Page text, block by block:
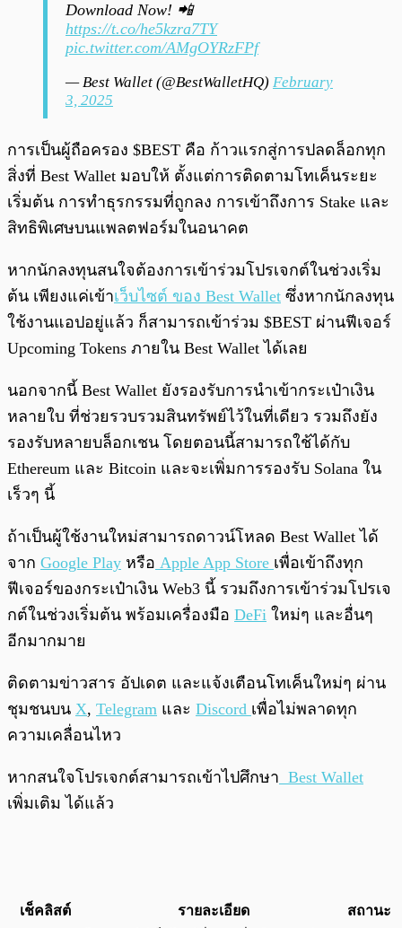
Download Now! 📲
https://t.co/he5kzra7TY
pic.twitter.com/AMgOYRzFPf
— Best Wallet (@BestWalletHQ) February
3, 2025
การเป็นผู้ถือครอง $BEST คือ ก้าวแรกสู่การปลดล็อกทุก
สิ่งที่ Best Wallet มอบให้ ตั้งแต่การติดตามโทเค็นระยะ
เริ่มต้น การทำธุรกรรมที่ถูกลง การเข้าถึงการ Stake และ
สิทธิพิเศษบนแพลตฟอร์มในอนาคต
หากนักลงทุนสนใจต้องการเข้าร่วมโปรเจกต์ในช่วงเริ่ม
ต้น เพียงแค่เข้าเว็บไซต์ ของ Best Wallet ซึ่งหากนักลงทุน
ใช้งานแอปอยู่แล้ว ก็สามารถเข้าร่วม $BEST ผ่านฟีเจอร์
Upcoming Tokens ภายใน Best Wallet ได้เลย
นอกจากนี้ Best Wallet ยังรองรับการนำเข้ากระเป๋าเงิน
หลายใบ ที่ช่วยรวบรวมสินทรัพย์ไว้ในที่เดียว รวมถึงยัง
รองรับหลายบล็อกเชน โดยตอนนี้สามารถใช้ได้กับ
Ethereum และ Bitcoin และจะเพิ่มการรองรับ Solana ใน
เร็วๆ นี้
ถ้าเป็นผู้ใช้งานใหม่สามารถดาวน์โหลด Best Wallet ได้
จาก Google Play หรือ Apple App Store เพื่อเข้าถึงทุก
ฟีเจอร์ของกระเป๋าเงิน Web3 นี้ รวมถึงการเข้าร่วมโปรเจ
กต์ในช่วงเริ่มต้น พร้อมเครื่องมือ DeFi ใหม่ๆ และอื่นๆ
อีกมากมาย
ติดตามข่าวสาร อัปเดต และแจ้งเตือนโทเค็นใหม่ๆ ผ่าน
ชุมชนบน X, Telegram และ Discord เพื่อไม่พลาดทุก
ความเคลื่อนไหว
หากสนใจโปรเจกต์สามารถเข้าไปศึกษา Best Wallet
เพิ่มเติม ได้แล้ว
เช็คลิสต์ รายละเอียด สถานะ